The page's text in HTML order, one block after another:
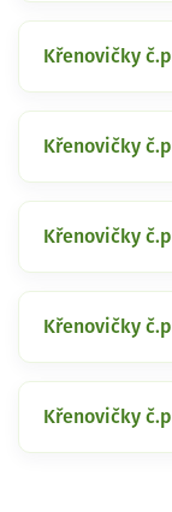
Křenovičky
Křenovičky
Křenovičky
Křenovičky
Křenovičky